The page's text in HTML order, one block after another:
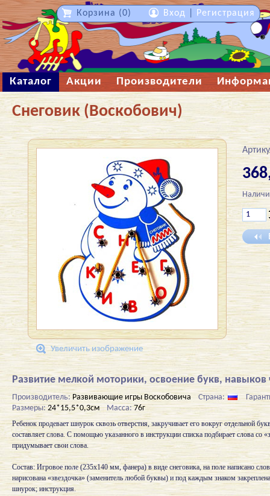
Каталог Акции Производители
Снеговик (Воскобович)
Увеличить изображение
Развитие мелкой моторики, освоение букв, навыков
Производитель: Развивающие игры Воскобовича Страна:
Размеры:24*15,5*0,3см Масса:76г
Ребенок продевает шнурок сквозь отверстия, закручивает его вокруг отдельной
составляет слова. С помощью указанного в инструкции списка подбирает слова со
придумывает свои слова.
Состав: Игровое поле (235х140 мм, фанера) в виде снеговика, на поле написано
нарисована «звездочка» (заменитель любой буквы) и под каждым знаком
шнурок; инструкция.
Корзина (0) Вход Регистрация